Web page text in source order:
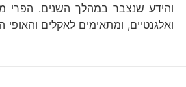
והידע שנצבר במהלך השנים. הפרי
ואלגנטיים, ומתאימים לאקלים והאופי